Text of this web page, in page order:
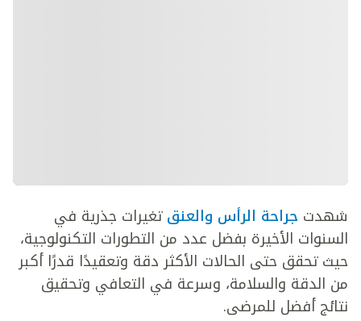
شهدت جراحة الرأس والعنقتغيرات جذرية في
السنوات الأخيرة بفضل عدد من التطورات التكنولوجية،
حيث تحقق حتى الحالات الأكثر دقة وتعقيدًا قدرًا أكبر
من الدقة والسلامة، وسرعة في التعافي وتحقيق
نتائج أفضل للمرضى.